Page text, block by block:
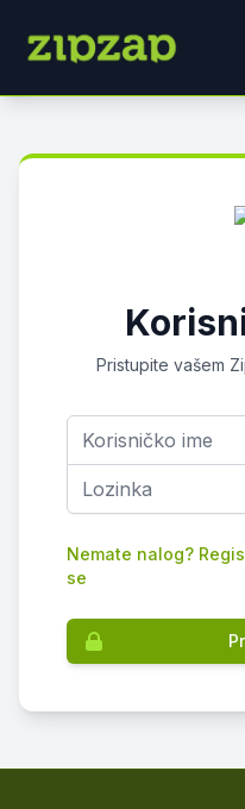
Pristupite vašem
Korisničko ime
Lozinka
Nemate nalog?
se